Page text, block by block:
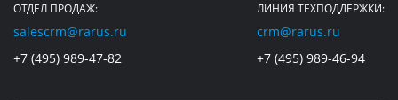
ОТДЕЛ ПРОДАЖ:
salescrm@rarus.ru
+7 (495) 989-47-82
ЛИНИЯ ТЕХПОДДЕРЖКИ:
crm@rarus.ru
+7 (495) 989-46-94